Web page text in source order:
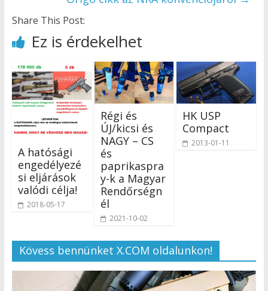
Share This Post:
Ez is érdekelhet
A hatósági
engedélyezé
si eljárások
valódi célja!
2018-05-17
Régi és
ÚJ/kicsi és
NAGY – CS
és
paprikaspra
y-k a Magyar
Rendőrségn
él
2021-10-02
HK USP
Compact
2013-01-11
Kövess bennünket X.COM oldalunkon!